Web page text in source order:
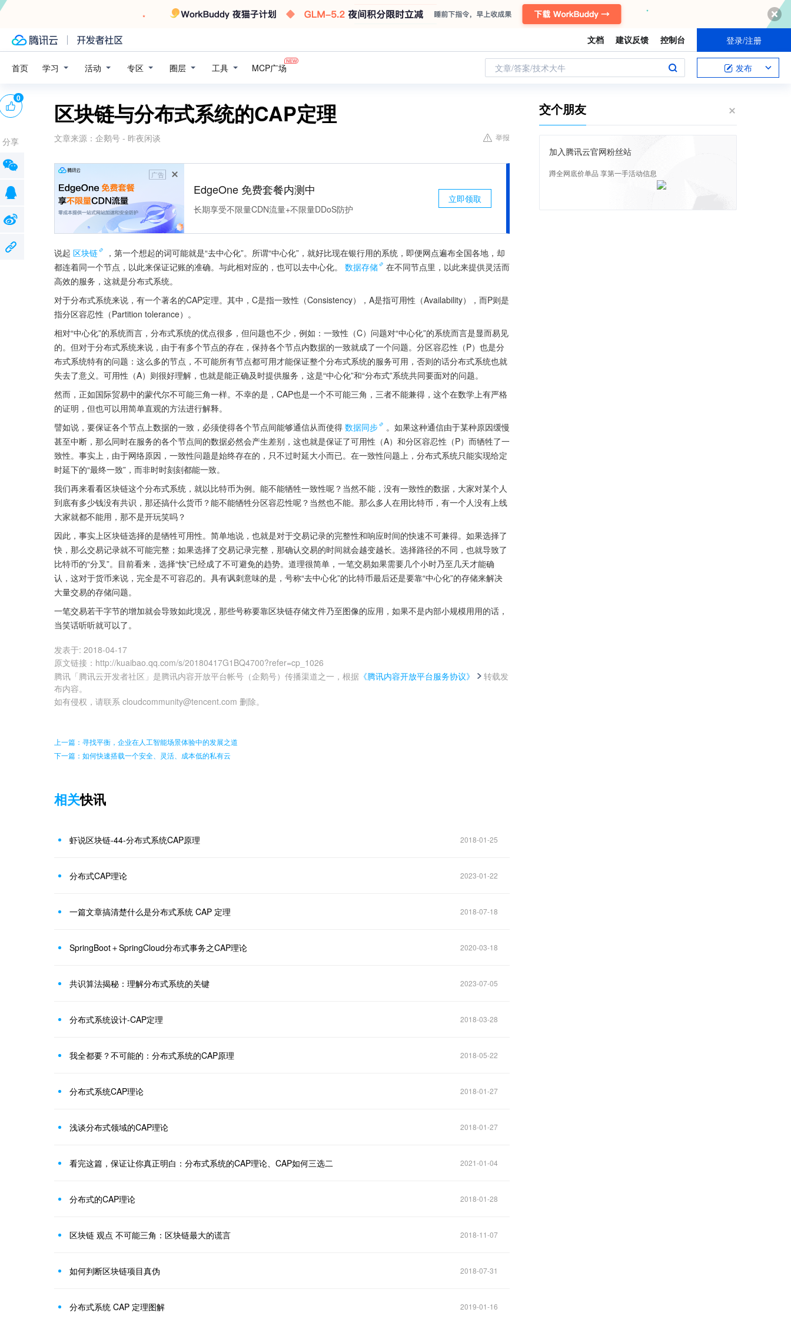
文档 建议反馈 控制台 登录/注册
首页 学习 活动 专区 圈层 工具 MCP广场 文章/答案/技术大牛 发布
区块链与分布式系统的CAP定理
文章来源： 企鹅号 - 昨夜闲谈 举报
广告
EdgeOne 免费套餐内测中
长期享受不限量CDN流量+不限量DDoS防护
立即领取
说起 区块链
，第一个想起的词可能就是“去中心化”。所谓“中心化”，就好比现在银行用的系统，即便网点遍布全国各地，却
都连着同一个节点，以此来保证记账的准确。与此相对应的，也可以去中心化。
数据存储
在不同节点里，以此来提供灵活而
高效的服务，这就是分布式系统。
对于分布式系统来说，有一个著名的CAP定理。其中，C是指一致性（Consistency），A是指可用性（Availability），而P则是
指分区容忍性（Partition tolerance）。
相对“中心化”的系统而言，分布式系统的优点很多，但问题也不少，例如：一致性（C）问题对“中心化”的系统而言是显而易见
的。但对于分布式系统来说，由于有多个节点的存在，保持各个节点内数据的一致就成了一个问题。分区容忍性（P）也是分
布式系统特有的问题：这么多的节点，不可能所有节点都可用才能保证整个分布式系统的服务可用，否则的话分布式系统也就
失去了意义。可用性（A）则很好理解，也就是能正确及时提供服务，这是“中心化”和“分布式”系统共同要面对的问题。
然而，正如国际贸易中的蒙代尔不可能三角一样。不幸的是，CAP也是一个不可能三角，三者不能兼得，这个在数学上有严格
的证明，但也可以用简单直观的方法进行解释。
譬如说，要保证各个节点上数据的一致，必须使得各个节点间能够通信从而使得 数据同步
。如果这种通信由于某种原因缓慢
甚至中断，那么同时在服务的各个节点间的数据必然会产生差别，这也就是保证了可用性（A）和分区容忍性（P）而牺牲了一
致性。事实上，由于网络原因，一致性问题是始终存在的，只不过时延大小而已。在一致性问题上，分布式系统只能实现给定
时延下的“最终一致”，而非时时刻刻都能一致。
我们再来看看区块链这个分布式系统，就以比特币为例。能不能牺牲一致性呢？当然不能，没有一致性的数据，大家对某个人
到底有多少钱没有共识，那还搞什么货币？能不能牺牲分区容忍性呢？当然也不能。那么多人在用比特币，有一个人没有上线
大家就都不能用，那不是开玩笑吗？
因此，事实上区块链选择的是牺牲可用性。简单地说，也就是对于交易记录的完整性和响应时间的快速不可兼得。如果选择了
快，那么交易记录就不可能完整；如果选择了交易记录完整，那确认交易的时间就会越变越长。选择路径的不同，也就导致了
比特币的“分叉”。目前看来，选择“快”已经成了不可避免的趋势。道理很简单，一笔交易如果需要几个小时乃至几天才能确
认，这对于货币来说，完全是不可容忍的。具有讽刺意味的是，号称“去中心化”的比特币最后还是要靠“中心化”的存储来解决
大量交易的存储问题。
一笔交易若干字节的增加就会导致如此境况，那些号称要靠区块链存储文件乃至图像的应用，如果不是内部小规模用用的话，
当笑话听听就可以了。
发表于: 2018-04-17
原文链接 ： http://kuaibao.qq.com/s/20180417G1BQ4700?refer=cp_1026
腾讯「腾讯云开发者社区」是腾讯内容开放平台帐号（企鹅号）传播渠道之一，根据 《腾讯内容开放平台服务协议》
转载发
布内容。
如有侵权，请联系 cloudcommunity@tencent.com 删除。
0
分享
上一篇：寻找平衡，企业在人工智能场景体验中的发展之道
下一篇：如何快速搭载一个安全、灵活、成本低的私有云
相关快讯
虾说区块链-44-分布式系统CAP原理 2018-01-25
分布式CAP理论 2023-01-22
一篇文章搞清楚什么是分布式系统 CAP 定理 2018-07-18
SpringBoot＋SpringCloud分布式事务之CAP理论 2020-03-18
共识算法揭秘：理解分布式系统的关键 2023-07-05
分布式系统设计-CAP定理 2018-03-28
我全都要？不可能的：分布式系统的CAP原理 2018-05-22
分布式系统CAP理论 2018-01-27
浅谈分布式领域的CAP理论 2018-01-27
看完这篇，保证让你真正明白：分布式系统的CAP理论、CAP如何三选二 2021-01-04
分布式的CAP理论 2018-01-28
区块链 观点 不可能三角：区块链最大的谎言 2018-11-07
如何判断区块链项目真伪 2018-07-31
分布式系统 CAP 定理图解 2019-01-16
交个朋友
加入腾讯云官网粉丝站
蹲全网底价单品 享第一手活动信息